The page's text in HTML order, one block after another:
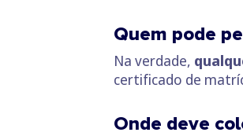
Quem pode
Na verdade,
certificado de
Onde deve